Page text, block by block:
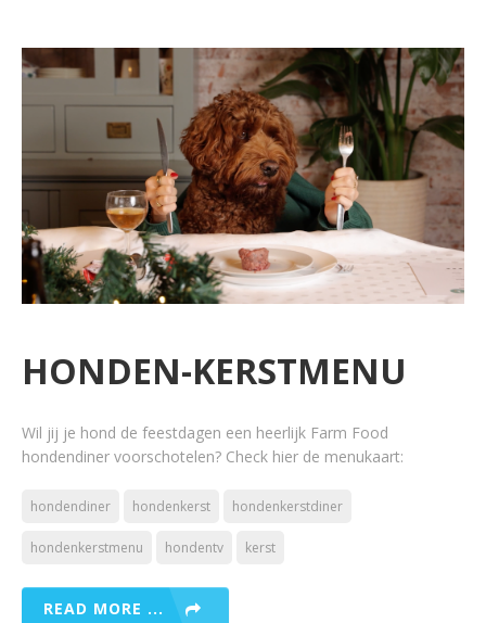
HONDEN-KERSTMENU
Wil jij je hond de feestdagen een heerlijk Farm Food
hondendiner voorschotelen? Check hier de menukaart:
hondendiner hondenkerst hondenkerstdiner
hondenkerstmenu hondentv kerst
READ MORE ...